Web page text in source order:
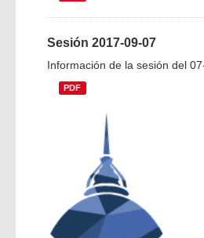
Sesión 2017-09-07
Información de la sesión del
PDF